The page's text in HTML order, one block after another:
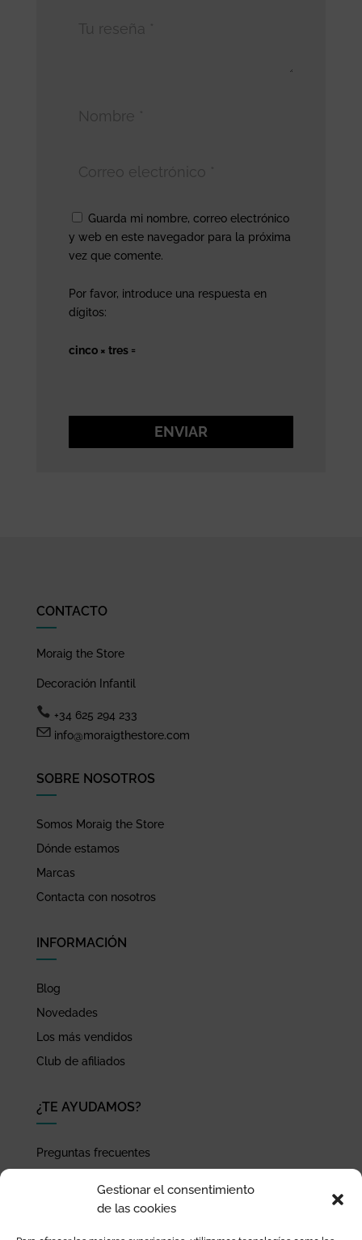
Gestionar el consentimiento
de las cookies
Guarda mi nombre, correo electrónico
y web en este navegador para la próxima
vez que comente.
Por favor, introduce una respuesta en
dígitos:
cinco × tres =
ENVIAR
CONTACTO
Moraig the Store
Decoración Infantil
+34 625 294 233
info@moraigthestore.com
SOBRE NOSOTROS
Somos Moraig the Store
Dónde estamos
Marcas
Contacta con nosotros
INFORMACIÓN
Blog
Novedades
Los más vendidos
Club de afiliados
¿TE AYUDAMOS?
Preguntas frecuentes
Pago seguro